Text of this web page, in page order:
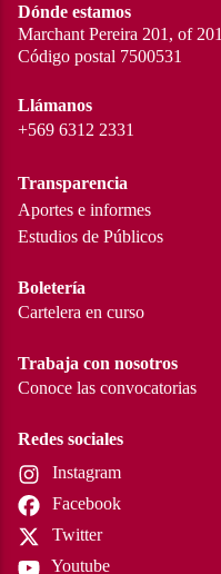
Dónde estamos
Marchant Pereira 201, of
Código postal 7500531
Llámanos
+569 6312 2331
Transparencia
Aportes e informes
Estudios de Públicos
Boletería
Cartelera en curso
Trabaja con nosotros
Conoce las convocatorias
Redes sociales
Instagram
Facebook
Twitter
Youtube